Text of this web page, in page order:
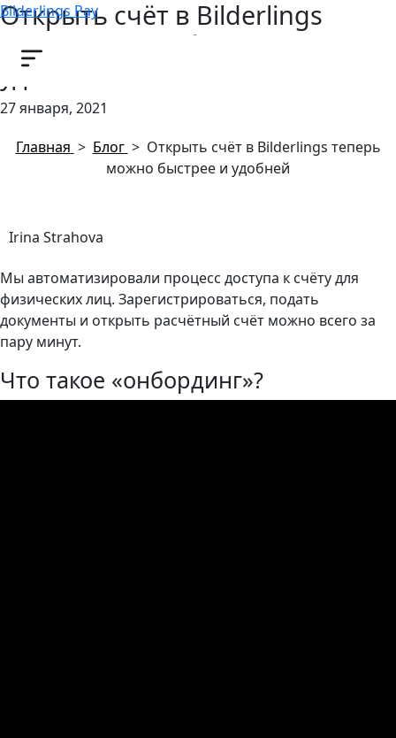
Bilderlings Pay
Открыть счёт в Bilderlings
теперь можно быстрее и
удобней
27 января, 2021
Главная > Блог > Открыть счёт в Bilderlings теперь
можно быстрее и удобней
Irina Strahova
Мы автоматизировали процесс доступа к счёту для
физических лиц. Зарегистрироваться, подать
документы и открыть расчётный счёт можно всего за
пару минут.
Что такое «онбординг»?